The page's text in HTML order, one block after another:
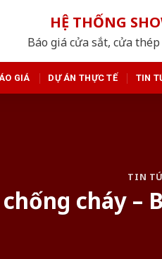
HỆ THỐNG
Báo giá cửa sắt, cửa
GIÁ DỰ ÁN THỰC TẾ TIN
TIN
cháy –